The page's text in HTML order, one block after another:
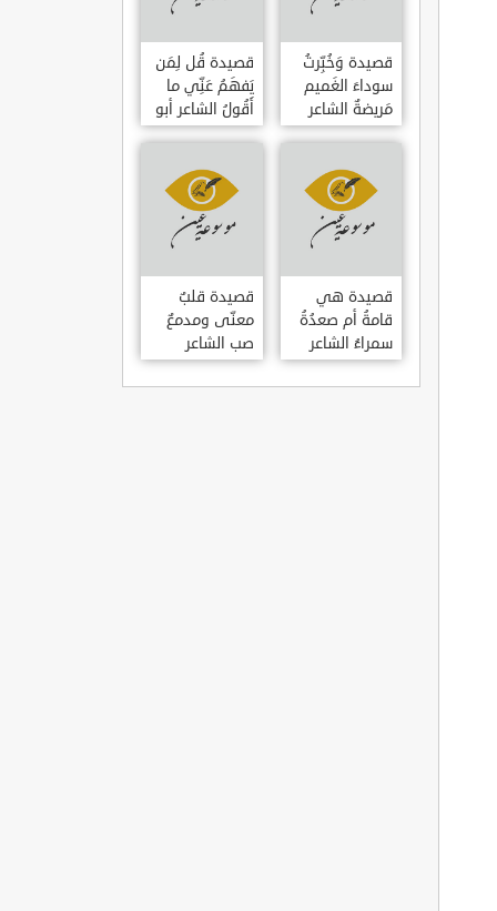
قصيدة وَخُبِّرتُ
سوداءَ الغَميم
مَريضةٌ الشاعر
العوام بن عقبة
قصيدة قُل لِمَن
يَفهَمُ عَنِّي ما
أَقُولُ الشاعر أبو
حامد الغزالي
قصيدة هي
قامةُ أم صعدُةُ
سمراءُ الشاعر
سيف الدين
المشد
قصيدة قلبٌ
معنّى ومدمعٌ
صب الشاعر
سيف الدين
المشد